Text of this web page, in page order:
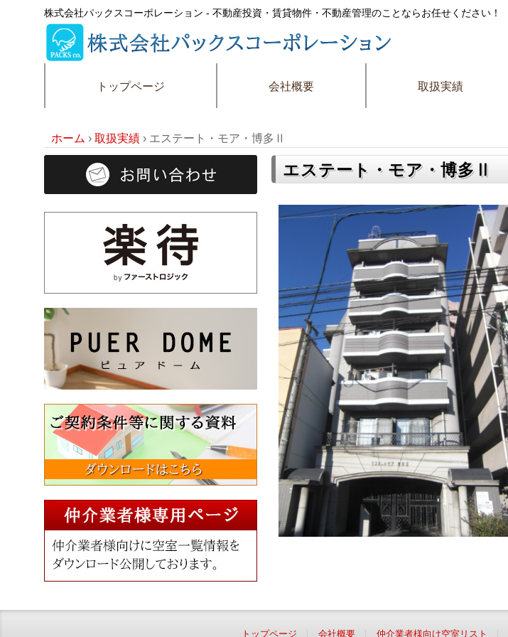
株式会社パックスコーポレーション - 不動産投資・賃貸物件・不動産管理のことならお任せください！
トップページ 会社概要 取扱実績
ホーム › 取扱実績 › エステート・モア・博多Ⅱ
エステート・モア・博多Ⅱ
トップページ 会社概要 仲介業者様向け空室リスト